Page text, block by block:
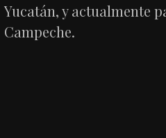
Yucatán, y actualmente
Campeche.